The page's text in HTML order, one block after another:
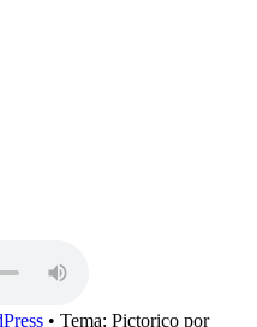
• Tema: Pictorico por